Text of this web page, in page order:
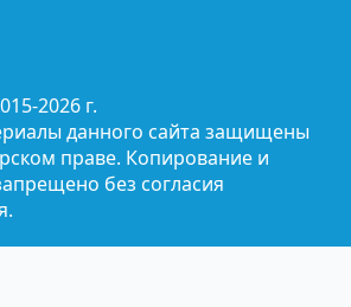
2026 г.
данного сайта защищены
праве. Копирование и
без согласия